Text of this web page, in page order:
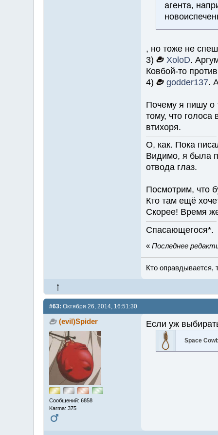
агента,
, но тоже не
3)
XoloD.
Ковбой-то
4)
godder137.
Почему я пишу о
тому, что
втихоря.
О, как. Пока
Видимо, я была
отвода глаз.
Посмотрим, что
Кто там ещё
Скорее! Время
Спасающегося*.
« Последнее
Кто оправдывается,
#63: Октября 26, 2014, 16:51:30
(evil)Spider
Сообщений: 6858
Karma: 375
Если уж
Space